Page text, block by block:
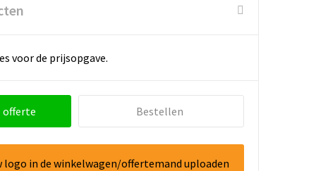
voor de prijsopgave.
offerte Bestellen
logo in de winkelwagen/offertemand uploaden